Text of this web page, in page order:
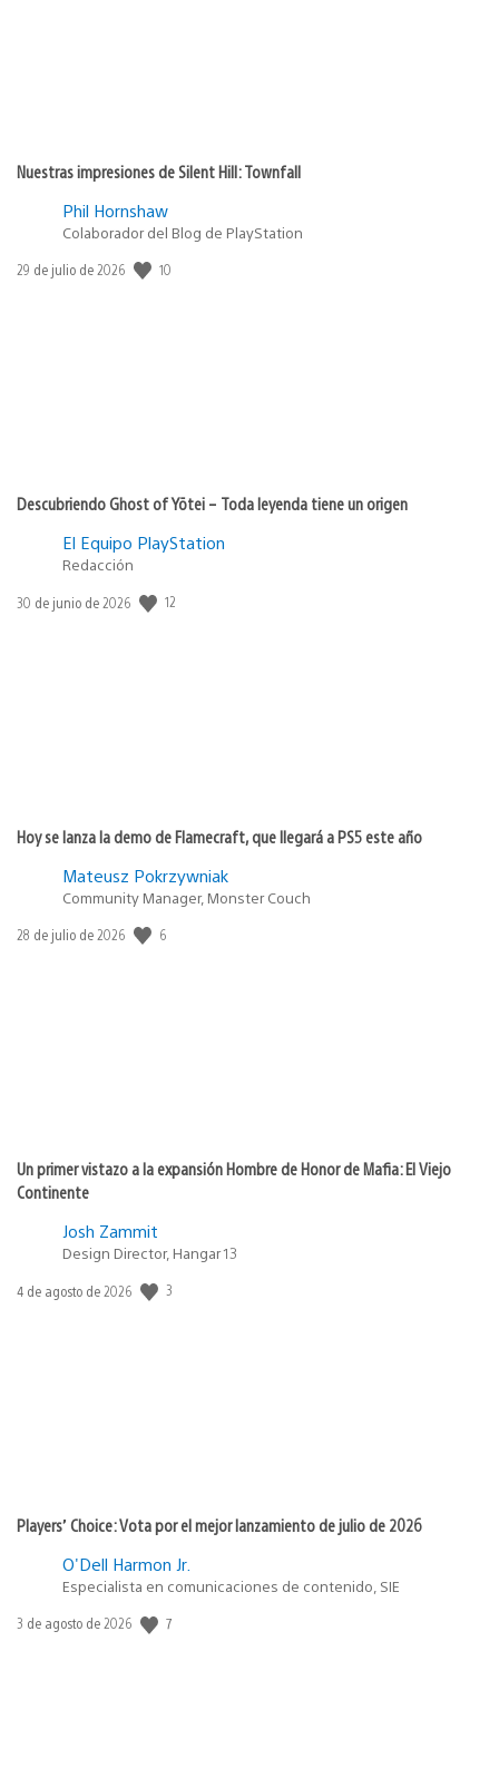
Nuestras impresiones de Silent Hill: Townfall
Phil Hornshaw
Colaborador del Blog de PlayStation
Fecha
29 de julio de 2026 10
Descubriendo Ghost of Yōtei – Toda leyenda tiene un origen
El Equipo PlayStation
Redacción
Fecha
30 de junio de 2026 12
Hoy se lanza la demo de Flamecraft, que llegará a PS5 este año
Mateusz Pokrzywniak
Community Manager, Monster Couch
Fecha
28 de julio de 2026 6
Un primer vistazo a la expansión Hombre de Honor de Mafia: El Viejo
Continente
Josh Zammit
Design Director, Hangar 13
Fecha
4 de agosto de 2026 3
Players’ Choice: Vota por el mejor lanzamiento de julio de 2026
O'Dell Harmon Jr.
Especialista en comunicaciones de contenido, SIE
Fecha
3 de agosto de 2026 7